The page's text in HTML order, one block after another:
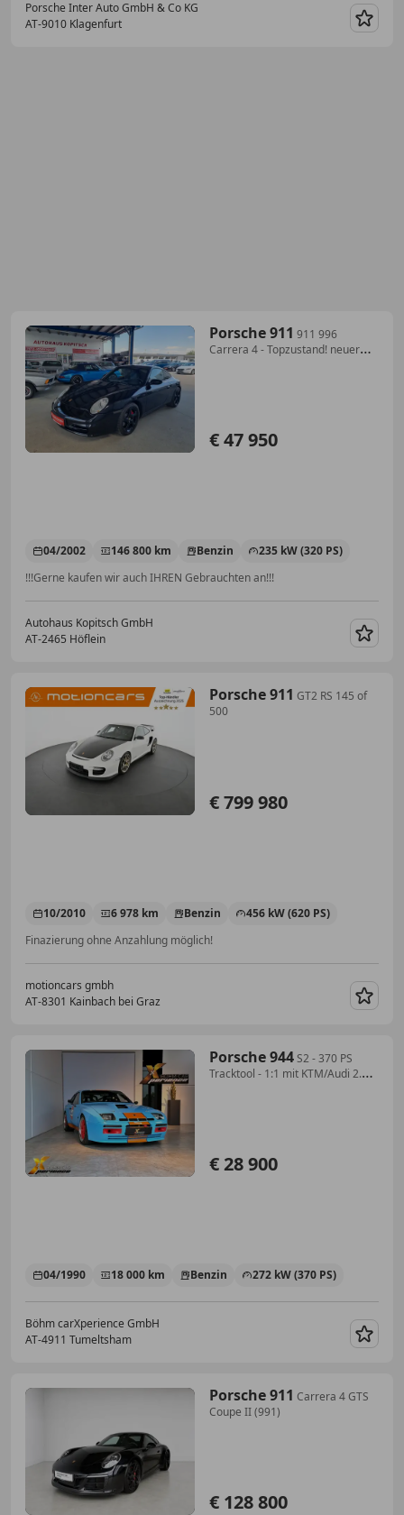
Porsche Inter Auto GmbH & Co KG
AT-9010 Klagenfurt
Porsche 911 911 996
Carrera 4 - Topzustand! neuer
€ 47 950
04/2002 146 800 km Benzin
235 kW (320 PS)
!!!Gerne kaufen wir auch IHREN Gebrauchten an!!!
Autohaus Kopitsch GmbH
AT-2465 Höflein
Porsche 911 GT2 RS 145 of
500
€ 799 980
10/2010 6 978 km Benzin
456 kW (620 PS)
Finazierung ohne Anzahlung möglich!
motioncars gmbh
AT-8301 Kainbach bei Graz
Porsche 944S2 - 370 PS
Tracktool - 1:1 mit KTM/Audi 2.0
€ 28 900
04/1990 18 000 km Benzin 272 kW (370 PS)
Böhm carXperience GmbH
AT-4911 Tumeltsham
Porsche 911 Carrera 4 GTS
Coupe II (991)
€ 128 800